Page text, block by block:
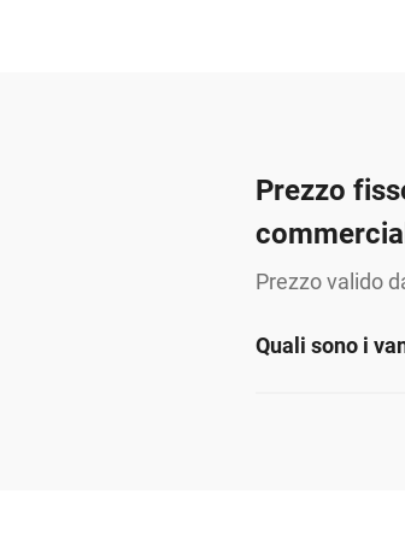
Prezzo
Prezzo valido
Quali sono i